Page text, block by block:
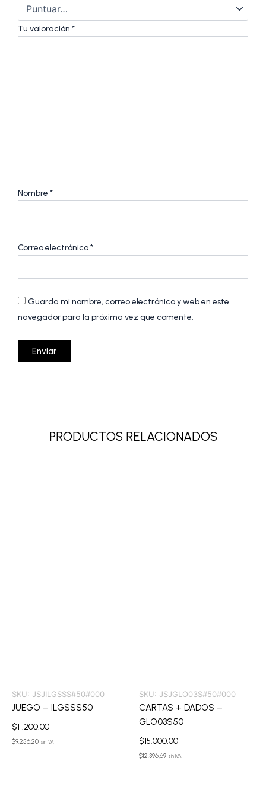
Tu valoración *
Nombre *
Correo electrónico*
Guarda mi nombre, correo electrónico y web en este
navegador para la próxima vez que comente.
PRODUCTOS RELACIONADOS
SKU: JSJILGSSS#50#000
JUEGO – ILGSSS50
$11.200,00
$9.256,20 sin IVA
SKU: JSJGLO03S#50#000
CARTAS + DADOS –
GLO03S50
$15.000,00
$12.396,69 sin IVA